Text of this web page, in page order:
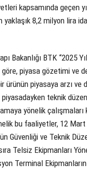
kapsamında geçen
8,2 milyon lira
Bakanlığı BTK “2025
göre, piyasa gözetimi ve
piyasaya arzı ve
piyasadayken teknik
yönelik çalışmaları
bu faaliyetler, 12 Mart
Güvenliği ve Teknik
Telsiz Ekipmanları
Terminal